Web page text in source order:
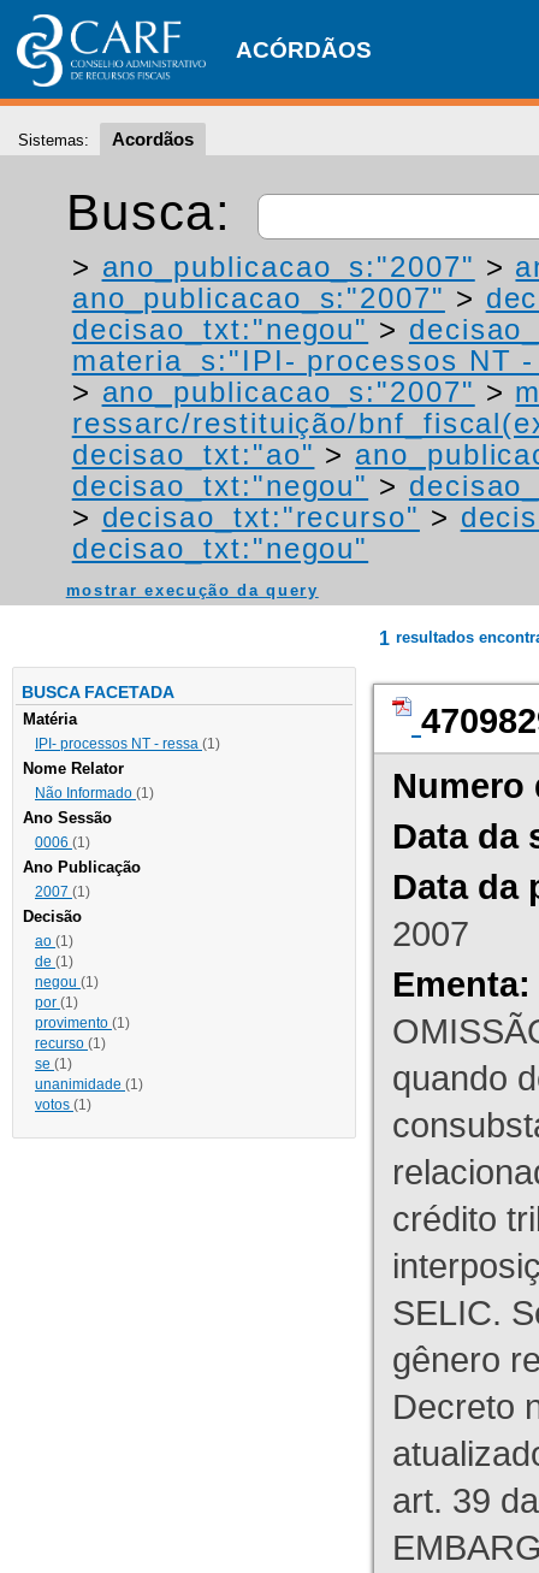
ACÓRDÃOS
Sistemas: Acordãos
Busca:
> ano_publicacao_s:"2007" >
ano_publicacao_s:"2007" >
decisao_txt:"negou" >
materia_s:"IPI- processos NT
> ano_publicacao_s:"2007" >
ressarc/restituição/
decisao_txt:"ao" >
decisao_txt:"negou" >
> decisao_txt:"recurso" >
decisao_txt:"negou"
mostrar execução da query
BUSCA FACETADA
Matéria
IPI- processos NT - ressa (1)
Nome Relator
Não Informado (1)
Ano Sessão
0006 (1)
Ano Publicação
2007 (1)
Decisão
ao (1)
de (1)
negou (1)
por (1)
provimento (1)
recurso (1)
se (1)
unanimidade (1)
votos (1)
1 resultados
Numero
Data da
Data da
2007
Ementa:
quando
crédito
SELIC.
gênero
Decreto
art. 39